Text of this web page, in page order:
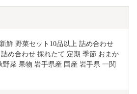
鮮 野菜セット10品以上 詰め合わせ
め合わせ 採れたて 定期 季節 おまか
菜 果物 岩手県産 国産 岩手県 一関